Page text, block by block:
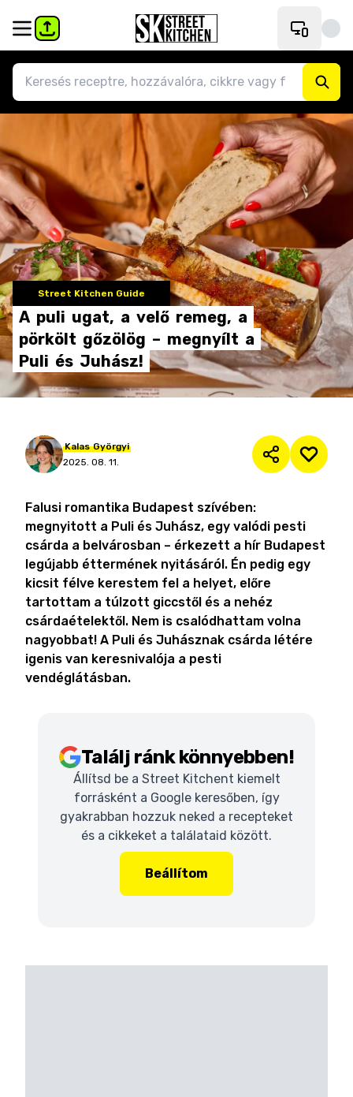
Street Kitchen Guide
A puli ugat, a velő remeg, a
pörkölt gőzölög – megnyílt a
Puli és Juhász!
Kalas Györgyi
2025. 08. 11.
Falusi romantika Budapest szívében:
megnyitott a Puli és Juhász, egy valódi pesti
csárda a belvárosban – érkezett a hír Budapest
legújabb éttermének nyitásáról. Én pedig egy
kicsit félve kerestem fel a helyet, előre
tartottam a túlzott giccstől és a nehéz
csárdaételektől. Nem is csalódhattam volna
nagyobbat! A Puli és Juhásznak csárda létére
igenis van keresnivalója a pesti
vendéglátásban.
Találj ránk könnyebben!
Állítsd be a Street Kitchent kiemelt
forrásként a Google keresőben, így
gyakrabban hozzuk neked a recepteket
és a cikkeket a találataid között.
Beállítom